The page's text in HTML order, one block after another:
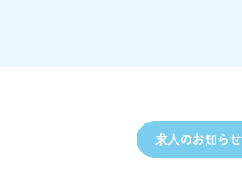
求人のお知らせ